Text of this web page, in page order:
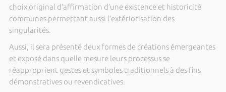
choix original d’affirmation d’une existence et historicité
communes permettant aussi l’extériorisation des
singularités.
Aussi, il sera présenté deux formes de créations émergeantes
et exposé dans quelle mesure leurs processus se
réapproprient gestes et symboles traditionnels à des fins
démonstratives ou revendicatives.